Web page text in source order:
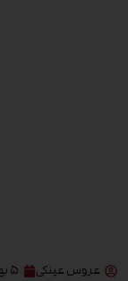
عروس عینکی ۵ بهمن ۱۳۹۹